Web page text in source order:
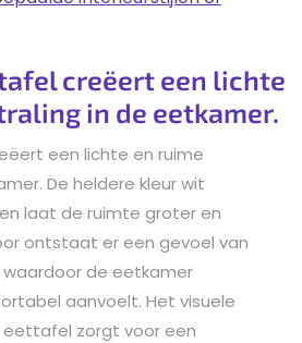
creëert een lichte
in de eetkamer.
een lichte en ruime
De heldere kleur wit
laat de ruimte groter en
ontstaat er een gevoel van
de eetkamer
aanvoelt. Het visuele
zorgt voor een